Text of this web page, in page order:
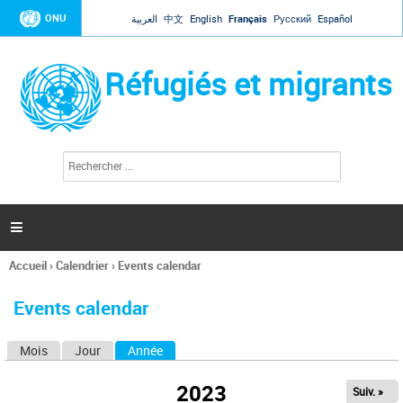
Jump to navigation
ONU العربية 中文 English Français Русский Español
Réfugiés et migrants
l
c
h
e

Vous
ici
Accueil›Calendrier› Events calendar
Events calendar
Mois Jour Année
2023 Suiv. »